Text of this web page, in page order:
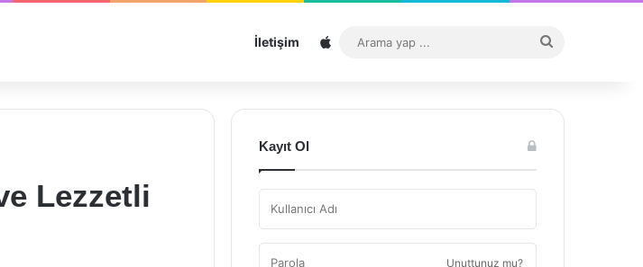
İletişim Sitemap
...
Lezzetli
Kayıt Ol
Unuttunuz mu?